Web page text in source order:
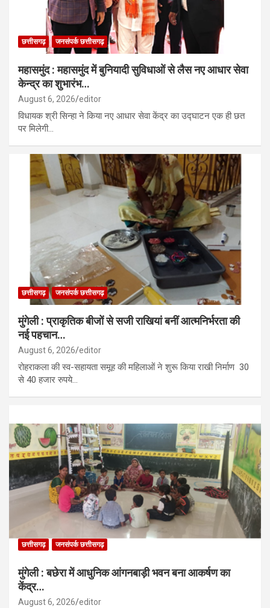
छत्तीसगढ़ जनसंपर्क छत्तीसगढ़
महासमुंद : महासमुंद में बुनियादी सुविधाओं से लैस नए आधार सेवा
केन्द्र का शुभारंभ…
August 6, 2026 editor
विधायक श्री सिन्हा ने किया नए आधार सेवा केंद्र का उद्घाटन एक ही छत
पर मिलेगी…
छत्तीसगढ़ जनसंपर्क छत्तीसगढ़
मुंगेली : प्राकृतिक बीजों से सजी राखियां बनीं आत्मनिर्भरता की
नई पहचान…
August 6, 2026 editor
रोहराकला की स्व-सहायता समूह की महिलाओं ने शुरू किया राखी निर्माण 30
से 40 हजार रुपये…
छत्तीसगढ़ जनसंपर्क छत्तीसगढ़
मुंगेली : बछेरा में आधुनिक आंगनबाड़ी भवन बना आकर्षण का
केंद्र…
August 6, 2026 editor